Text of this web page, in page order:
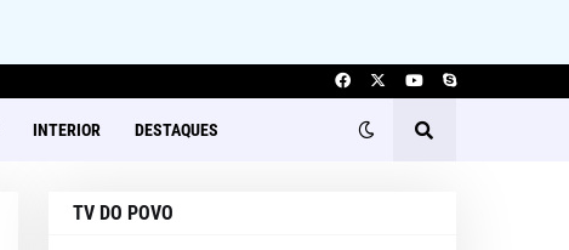
INTERIOR DESTAQUES
TV DO POVO